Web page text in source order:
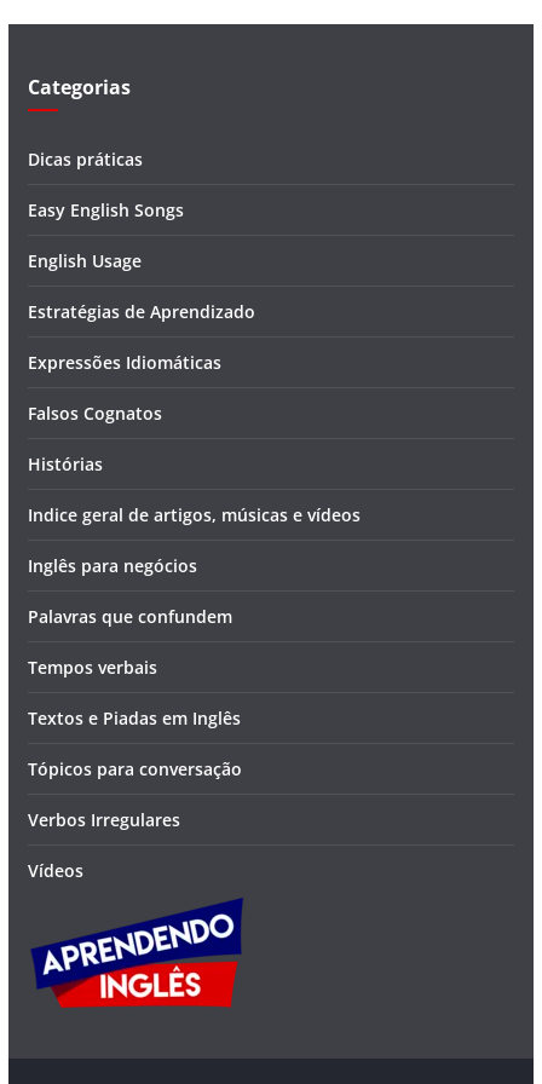
Categorias
Dicas práticas
Easy English Songs
English Usage
Estratégias de Aprendizado
Expressões Idiomáticas
Falsos Cognatos
Histórias
Indice geral de artigos, músicas e vídeos
Inglês para negócios
Palavras que confundem
Tempos verbais
Textos e Piadas em Inglês
Tópicos para conversação
Verbos Irregulares
Vídeos